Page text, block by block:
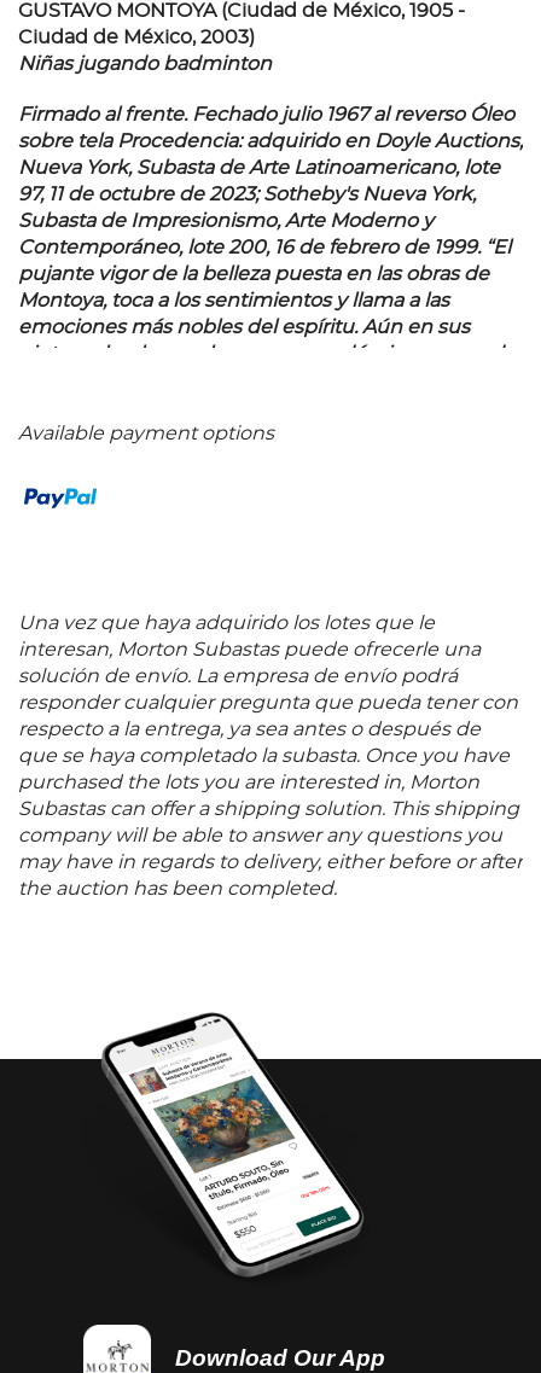
GUSTAVO MONTOYA (Ciudad de México, 1905 -
Ciudad de México, 2003)
Niñas jugando badminton
Firmado al frente. Fechado julio 1967 al reverso Óleo
sobre tela Procedencia: adquirido en Doyle Auctions,
Nueva York, Subasta de Arte Latinoamericano, lote
97, 11 de octubre de 2023; Sotheby's Nueva York,
Subasta de Impresionismo, Arte Moderno y
Contemporáneo, lote 200, 16 de febrero de 1999. “El
pujante vigor de la belleza puesta en las obras de
Montoya, toca a los sentimientos y llama a las
emociones más nobles del espíritu. Aún en sus
pinturas hechas en la manera académica, no puede
su personalidad. Ese dato inasible que hemos
ternura, la devoción, el sentido profundo del
equilibrio entre las aportaciones de la realidad, y las
objetivación: se puede sentir la temperatura de las
cosas; se siente igualmente, la humedad del aire, los
ojos nos llevan hasta el interior mismo del cuadro,
para sentirnos rodeados del ambiente y la atmósfera
en que se halla
”. Humberto Olguín Hermida. Fuente consultada:
RULFO, Juan et al. Montoya.
México. Litógrafos Unidos S. A., 1981, pág. 37. 51 x 61
cm
Available payment options
Una vez que haya adquirido los lotes que le
interesan, Morton Subastas puede ofrecerle una
solución de envío. La empresa de envío podrá
responder cualquier pregunta que pueda tener con
respecto a la entrega, ya sea antes o después de
que se haya completado la subasta. Once you have
purchased the lots you are interested in, Morton
Subastas can offer a shipping solution. This shipping
company will be able to answer any questions you
may have in regards to delivery, either before or after
the auction has been completed.
Download Our App